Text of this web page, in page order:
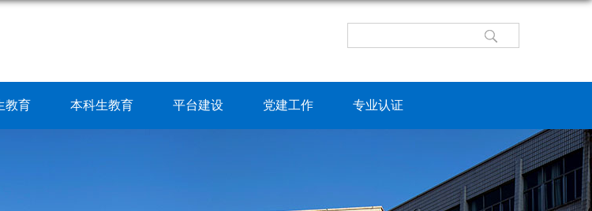
教育 本科生教育 平台建设 党建工作 专业认证